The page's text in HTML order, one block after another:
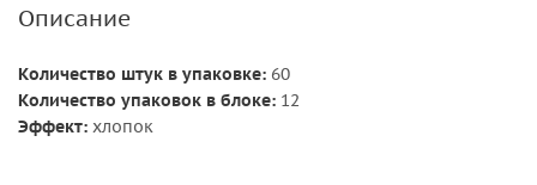
Описание
Количество штук в упаковке: 60
Количество упаковок в блоке: 12
Эффект: хлопок